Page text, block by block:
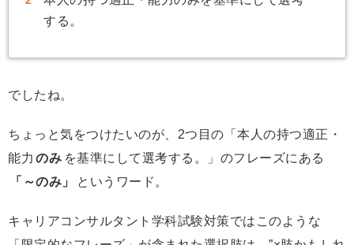
する。
でしたね。
ちょっと気をつけたいのが、2つ目の「 本人の持つ適正・
能力 のみ を基準にして選考する。」のフレーズにある
「～のみ」
というワード。
キャリアコンサルタント学科試験対策ではこのような